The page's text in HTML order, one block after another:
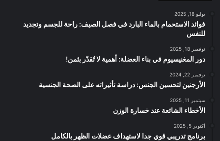
يوليو 18, 2025
فوائد الاستحمام بالماء البارد في فصل الصيف: راحة للجسم وتجديد
للنفس
نوفمبر 18, 2025
دور المغنيسيوم في بناء العضلة: أهمية لا تُقدّر بثمن!
نوفمبر 22, 2024
الأرجنين لتحسين الجنس: دراسة تأثيراته على الصحة الجنسية
سبتمبر 11, 2025
الأخطاء الشائعة عند خسارة الوزن
أكتوبر 5, 2025
برنامج تدريبي قوي جدا لاستهداف عضلات الظهر بالكامل